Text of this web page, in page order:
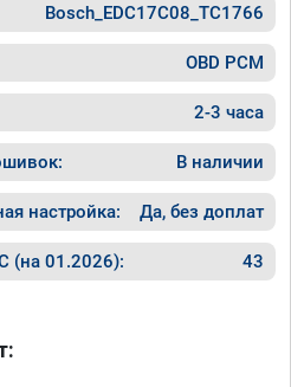
Bosch_EDC17C08_TC1766
OBD PCM
2-3 часа
В наличии
настройка: Да, без доплат
(на 01.2026): 43